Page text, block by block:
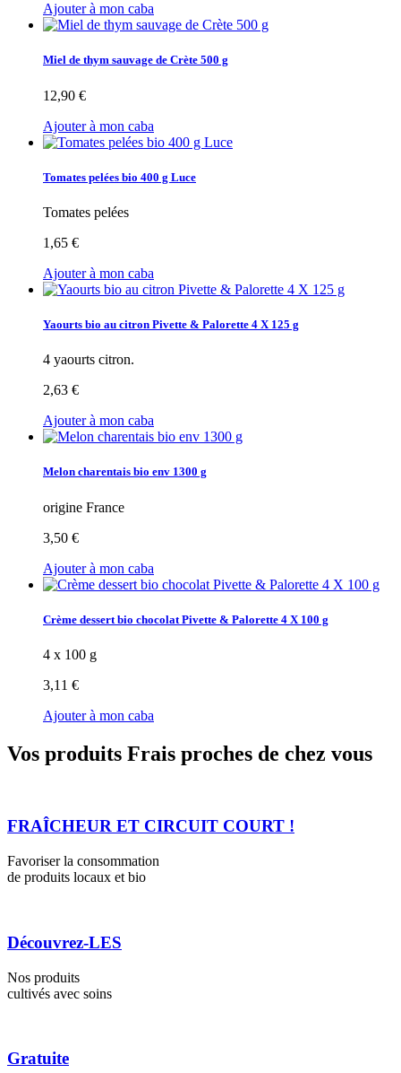
Ajouter à mon caba
Miel de thym sauvage de Crète 500 g
12,90 €
Ajouter à mon caba
Tomates pelées bio 400 g Luce
Tomates pelées
1,65 €
Ajouter à mon caba
Yaourts bio au citron Pivette & Palorette 4 X 125 g
4 yaourts citron.
2,63 €
Ajouter à mon caba
Melon charentais bio env 1300 g
origine France
3,50 €
Ajouter à mon caba
Crème dessert bio chocolat Pivette & Palorette 4 X 100 g
4 x 100 g
3,11 €
Ajouter à mon caba
Vos produits Frais proches de chez vous
FRAÎCHEUR ET CIRCUIT COURT !
Favoriser la consommation
de produits locaux et bio
Découvrez-LES
Nos produits
cultivés avec soins
Gratuite